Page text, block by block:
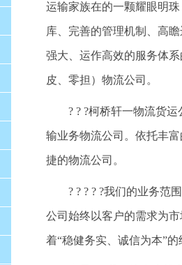
运输家族在的一颗耀眼明
库、完善的管理机制、高
强大、运作高效的服务体
皮、零担）物流公司。
? ? ?柯桥轩一物流货
输业务物流公司。依托丰
捷的物流公司。
? ? ? ? ?我们的业务范
公司始终以客户的需求为
着“稳健务实、诚信为本”